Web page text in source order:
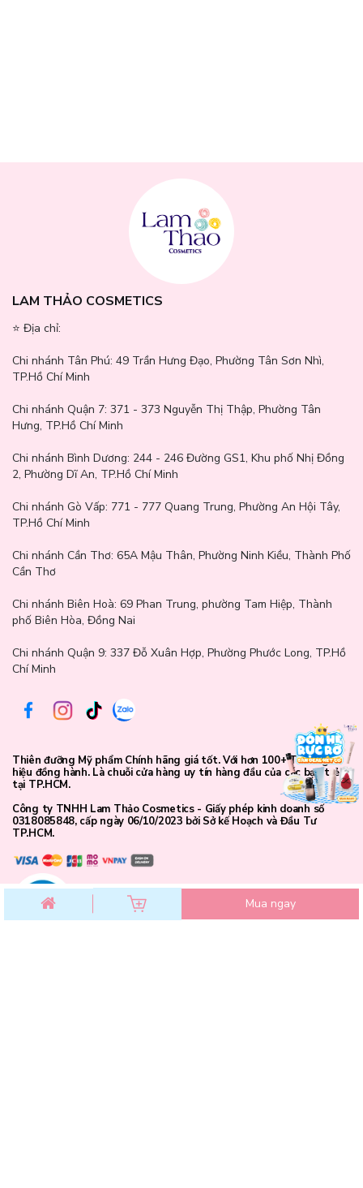
Hướng dẫn sử dụng:
Làm ướt toàn bộ tóc bằng nước ấm để mở lỗ chân lông, dễ dàng
làm sạch.
Lấy lượng dầu gội vừa đủ (khoảng 5-7ml), tạo bọt trên tay trước
Massage nhẹ nhàng da đầu trong 3-5 phút để các dưỡng chất
Xả sạch với nước mát hoặc nước ấm, đảm bảo không còn dầu gội
Lau khô nhẹ nhàng bằng khăn mềm và để tóc khô tự nhiên hoặc
Tip:
Để đạt hiệu quả tối ưu, có thể kết hợp với dầu xả hoặc serum
Tóc chắc khoẻ, bồng bềnh không còn là điều xa vời – nhất là khi
bạn chọn đúng sản phẩm phù hợp. VớiDầu Gội Thảo Mộc
Dưỡng Sinh Chắc Khoẻ Bồng Bềnh Fresh,
mỗi lần gội không chỉ
giúp thanh lọc da đầu mà còn tái tạo lại năng lượng cho chính
bạn.
Đừng để mái tóc cứ mãi trong tình trạng yếu ớt, xơ rối và dễ gãy
rụng! Đã đến lúc bạn trải nghiệm cảm giác nhẹ đầu, sạch tóc và
bồng bềnh cùng Dầu Gội Thảo Mộc Dưỡng Sinh Chắc Khoẻ Bồng
Bềnh Fresh.
Mua ngay
LAM THẢO COSMETICS
⭐️ Địa chỉ:
Chi nhánh Tân Phú: 49 Trần Hưng Đạo, Phường Tân Sơn Nhì,
TP.Hồ Chí Minh
Chi nhánh Quận 7: 371 - 373 Nguyễn Thị Thập, Phường Tân
Hưng, TP.Hồ Chí Minh
Chi nhánh Bình Dương: 244 - 246 Đường GS1, Khu phố Nhị Đồng
2, Phường Dĩ An, TP.Hồ Chí Minh
Chi nhánh Gò Vấp: 771 - 777 Quang Trung, Phường An Hội Tây,
TP.Hồ Chí Minh
Chi nhánh Cần Thơ: 65A Mậu Thân, Phường Ninh Kiều, Thành Phố
Cần Thơ
Chi nhánh Biên Hoà: 69 Phan Trung, phường Tam Hiệp, Thành
phố Biên Hòa, Đồng Nai
Chi nhánh Quận 9: 337 Đỗ Xuân Hợp, Phường Phước Long, TP.Hồ
Chí Minh
Thiên đưỡng Mỹ phẩm Chính hãng giá tốt. Với hơn 100+ Thương
hiệu đồng hành. Là chuỗi cửa hàng uy tín hàng đầu của các bạn trẻ
tại TP.HCM.
Công ty TNHH Lam Thảo Cosmetics - Giấy phép kinh doanh số
0318085848, cấp ngày 06/10/2023 bởi Sở kế Hoạch và Đầu Tư
TP.HCM.